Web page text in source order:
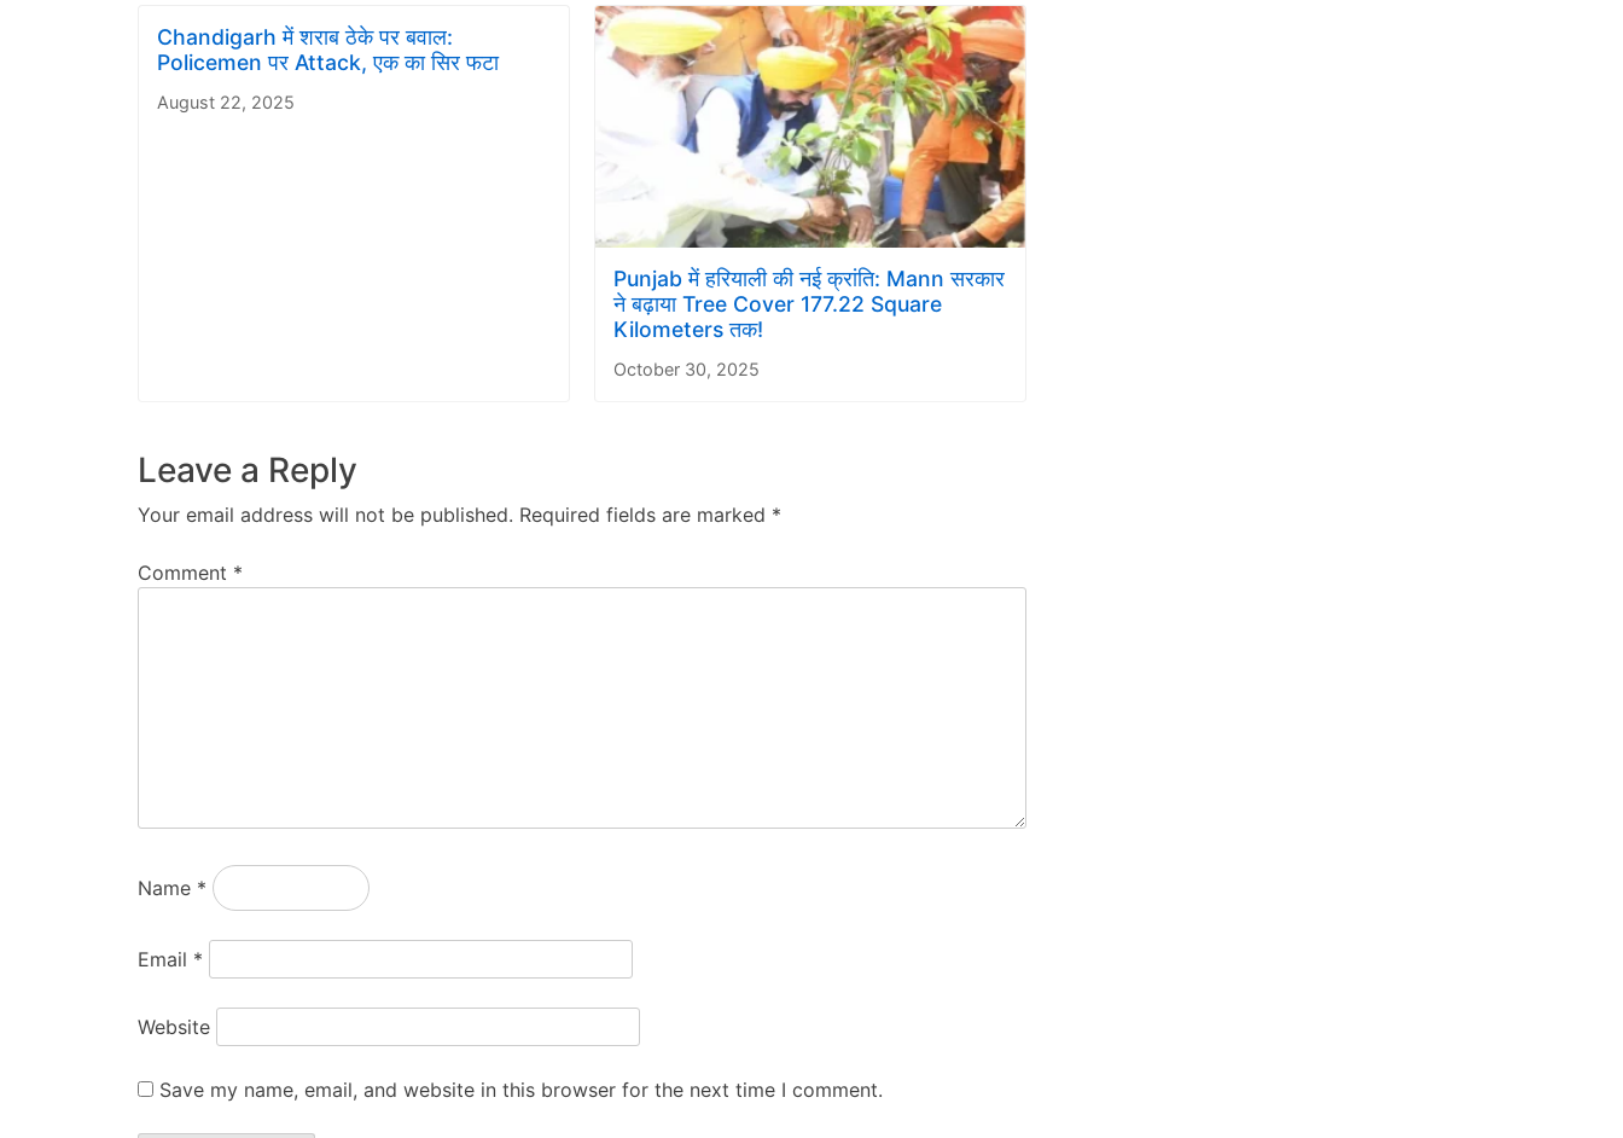
Chandigarh में शराब ठेके पर बवाल:
Policemen पर Attack, एक का सिर फटा
August 22, 2025
Punjab में हरियाली की नई क्रांति: Mann सरकार
ने बढ़ाया Tree Cover 177.22 Square
Kilometers तक!
October 30, 2025
Leave a Reply
Your email address will not be published. Required fields are marked *
Comment *
Name *
Email *
Website
Save my name, email, and website in this browser for the next time I comment.